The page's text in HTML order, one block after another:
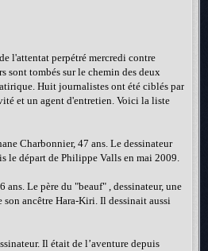
l'attentat perpétré mercredi contre
sont tombés sur le chemin des deux
Huit journalistes ont été ciblés par
et un agent d'entretien. Voici la liste
Charbonnier, 47 ans. Le dessinateur
le départ de Philippe Valls en mai 2009.
ans. Le père du "beauf" , dessinateur, une
ancêtre Hara-Kiri. Il dessinait aussi
Il était de l’aventure depuis